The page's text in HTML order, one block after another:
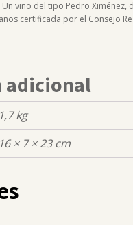
vino del tipo Pedro
certificada por el Consejo
adicional
1,7 kg
16 × 7 × 23 cm